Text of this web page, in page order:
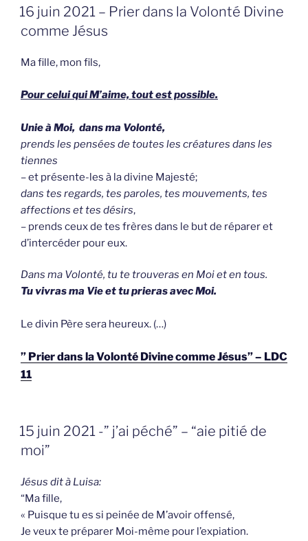
GEPLAATST
OP
16 juin 2021 – Prier dans la Volonté Divine
comme Jésus
Ma fille, mon fils,
Pour celui qui M’aime, tout est possible.
Unie à Moi, dans ma Volonté,
prends les pensées de toutes les créatures dans les
tiennes
– et présente-les à la divine Majesté;
dans tes regards, tes paroles, tes mouvements, tes
affections et tes désirs,
– prends ceux de tes frères dans le but de réparer et
d’intercéder pour eux.
Dans ma Volonté, tu te trouveras en Moi et en tous.
Tu vivras ma Vie et tu prieras avec Moi.
Le divin Père sera heureux. (…)
” Prier dans la Volonté Divine comme Jésus” – LDC
11
GEPLAATST
OP
15 juin 2021 -” j’ai péché” – “aie pitié de
moi”
Jésus dit à Luisa:
“Ma fille,
« Puisque tu es si peinée de M’avoir offensé,
Je veux te préparer Moi-même pour l’expiation.